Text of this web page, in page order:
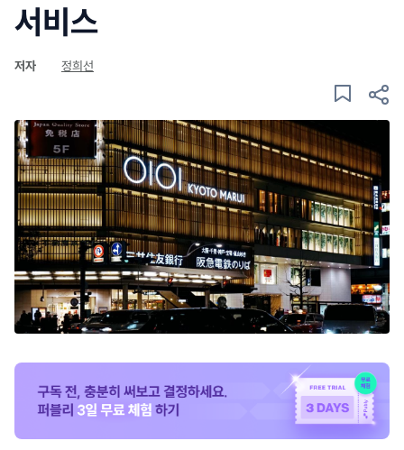
서비스
저자 정희선